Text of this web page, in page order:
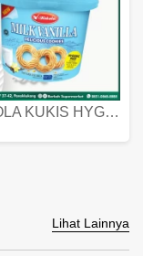
KOKOLA KUKIS HYGIENIC MILK VANILLA PACK 320 GR
Lihat Lainnya